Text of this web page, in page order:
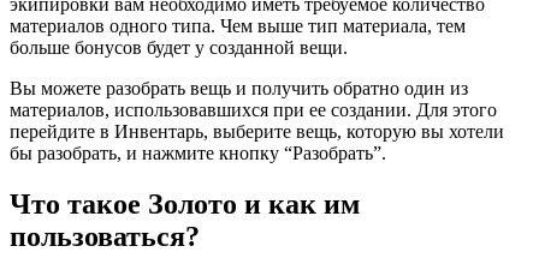
экипировки вам необходимо иметь требуемое количество
материалов одного типа. Чем выше тип материала, тем
больше бонусов будет у созданной вещи.
Вы можете разобрать вещь и получить обратно один из
материалов, использовавшихся при ее создании. Для этого
перейдите в Инвентарь, выберите вещь, которую вы хотели
бы разобрать, и нажмите кнопку “Разобрать”.
Что такое Золото и как им
пользоваться?